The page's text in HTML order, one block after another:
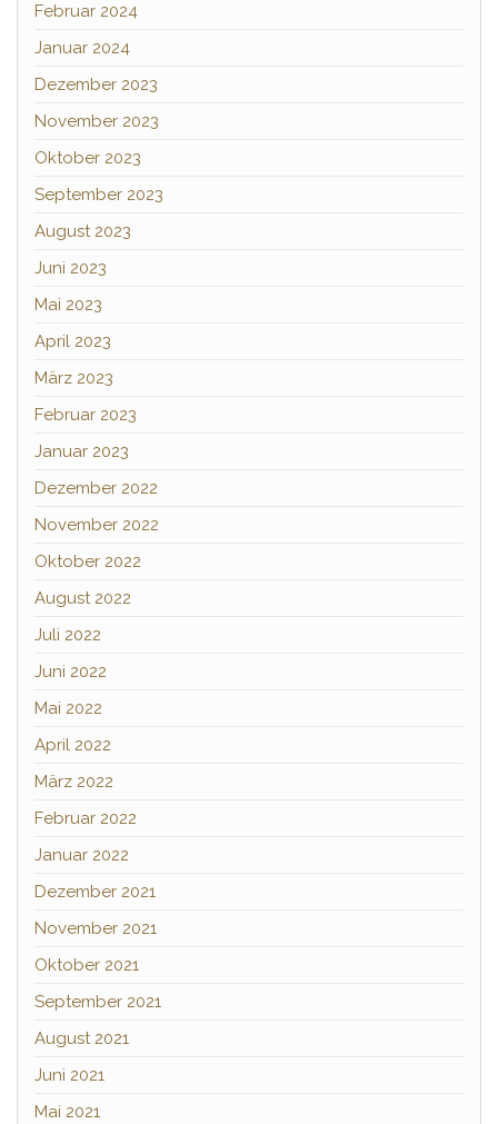
Februar 2024
Januar 2024
Dezember 2023
November 2023
Oktober 2023
September 2023
August 2023
Juni 2023
Mai 2023
April 2023
März 2023
Februar 2023
Januar 2023
Dezember 2022
November 2022
Oktober 2022
August 2022
Juli 2022
Juni 2022
Mai 2022
April 2022
März 2022
Februar 2022
Januar 2022
Dezember 2021
November 2021
Oktober 2021
September 2021
August 2021
Juni 2021
Mai 2021